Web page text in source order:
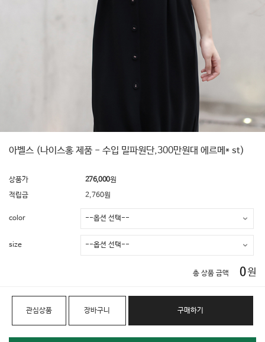
아벨스 (나이스홍 제품 - 수입 밀파원단,300만원대 에르메* st)
상품가 276,000원
적립금
2,760원
color
size
총 상품 금액 0원
관심상품 장바구니 구매하기